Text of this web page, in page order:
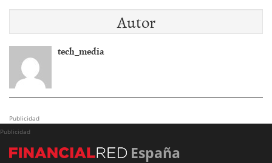
Autor
tech_media
Publicidad
Publicidad
España